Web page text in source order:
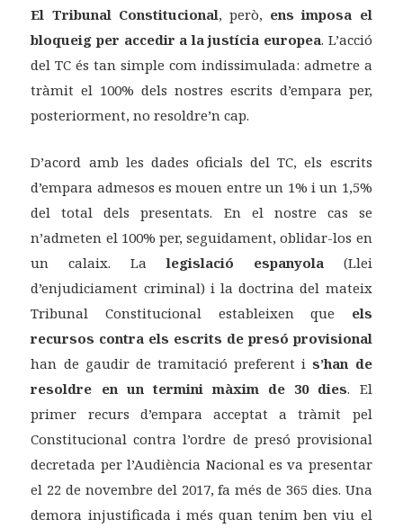
El Tribunal Constitucional, però, ens imposa el
bloqueig per accedir a la justícia europea. L’acció
del TC és tan simple com indissimulada: admetre a
tràmit el 100% dels nostres escrits d’empara per,
posteriorment, no resoldre’n cap.
D’acord amb les dades oficials del TC, els escrits
d’empara admesos es mouen entre un 1% i un 1,5%
del total dels presentats. En el nostre cas se
n’admeten el 100% per, seguidament, oblidar-los en
un calaix. Lalegislació espanyola(Llei
d’enjudiciament criminal) i la doctrina del mateix
Tribunal Constitucional estableixen que els
recursos contra els escrits de presó provisional
han de gaudir de tramitació preferent is’han de
resoldre en un termini màxim de 30 dies. El
primer recurs d’empara acceptat a tràmit pel
Constitucional contra l’ordre de presó provisional
decretada per l’Audiència Nacional es va presentar
el 22 de novembre del 2017, fa més de 365 dies. Una
demora injustificada i més quan tenim ben viu el